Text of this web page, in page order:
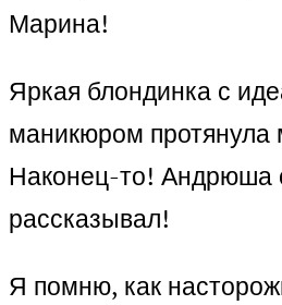
Марина!
Яркая блондинка с
маникюром протянула
Наконец-то! Андрюша
рассказывал!
Я помню, как